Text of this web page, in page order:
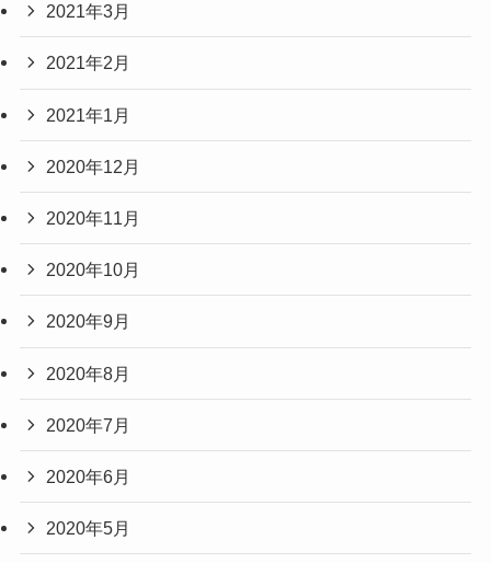
2021年3月
2021年2月
2021年1月
2020年12月
2020年11月
2020年10月
2020年9月
2020年8月
2020年7月
2020年6月
2020年5月